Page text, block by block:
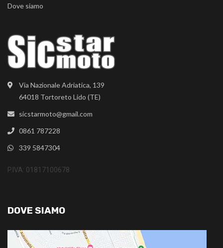
Via Nazionale Adriatica, 139
64018 Tortoreto Lido (TE)
sicstarmoto@gmail.com
0861 787228
339 5847304
P.IVA: 01817100678
Dove siamo
DOVE SIAMO